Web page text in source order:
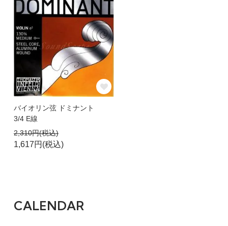
バイオリン弦 ドミナント
3/4 E線
2,310円(税込)
1,617円(税込)
CALENDAR